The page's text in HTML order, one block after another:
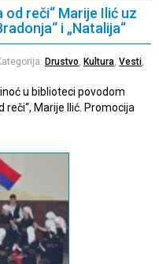
od reči“ Marije Ilić uz
i „Natalija“
Drustvo, Kultura, Vesti,
u biblioteci povodom
reči“, Marije Ilić. Promocija